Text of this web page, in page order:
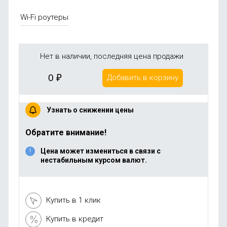
Wi-Fi роутеры
Нет в наличии, последняя цена продажи
0₽ Добавить в корзину
Узнать о снижении цены
Обратите внимание!
Цена может измениться в связи с
нестабильным курсом валют.
Купить в 1 клик
Купить в кредит